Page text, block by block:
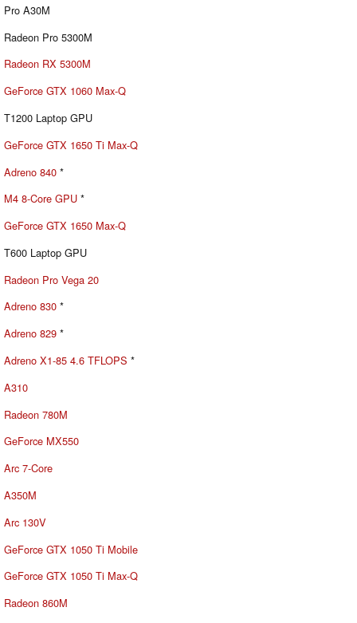
Pro A30M
Radeon Pro 5300M
Radeon RX 5300M
GeForce GTX 1060 Max-Q
T1200 Laptop GPU
GeForce GTX 1650 Ti Max-Q
Adreno 840 *
M4 8-Core GPU *
GeForce GTX 1650 Max-Q
T600 Laptop GPU
Radeon Pro Vega 20
Adreno 830 *
Adreno 829 *
Adreno X1-85 4.6 TFLOPS *
A310
Radeon 780M
GeForce MX550
Arc 7-Core
A350M
Arc 130V
GeForce GTX 1050 Ti Mobile
GeForce GTX 1050 Ti Max-Q
Radeon 860M